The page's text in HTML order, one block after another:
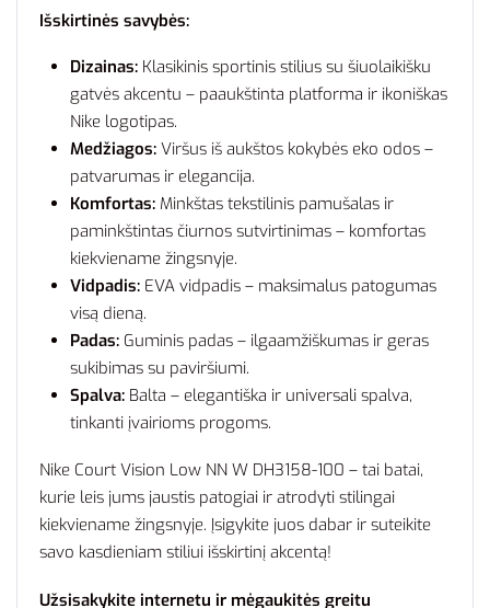
Išskirtinės savybės:
Dizainas: Klasikinis sportinis stilius su šiuolaikišku
gatvės akcentu – paaukštinta platforma ir ikoniškas
Nike logotipas.
Medžiagos: Viršus iš aukštos kokybės eko odos –
patvarumas ir elegancija.
Komfortas: Minkštas tekstilinis pamušalas ir
paminkštintas čiurnos sutvirtinimas – komfortas
kiekviename žingsnyje.
Vidpadis: EVA vidpadis – maksimalus patogumas
visą dieną.
Padas: Guminis padas – ilgaamžiškumas ir geras
sukibimas su paviršiumi.
Spalva: Balta – elegantiška ir universali spalva,
tinkanti įvairioms progoms.
Nike Court Vision Low NN W DH3158-100 – tai batai,
kurie leis jums jaustis patogiai ir atrodyti stilingai
kiekviename žingsnyje. Įsigykite juos dabar ir suteikite
savo kasdieniam stiliui išskirtinį akcentą!
Užsisakykite internetu ir mėgaukitės greitu